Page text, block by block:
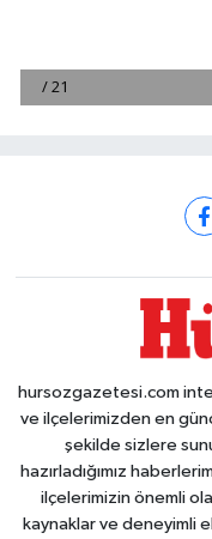
hursozgazetesi.com
ve ilçelerimizden en
şekilde sizlere
hazırladığımız
ilçelerimizin önemli
kaynaklar ve deneyimli